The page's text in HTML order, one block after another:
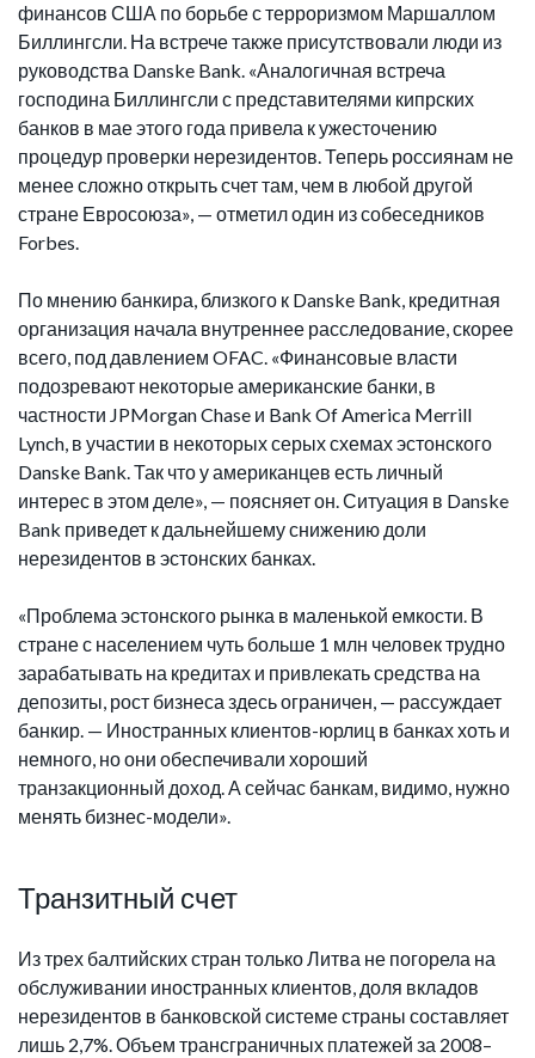
финансов США по борьбе с терроризмом Маршаллом
Биллингсли. На встрече также присутствовали люди из
руководства Danske Bank. «Аналогичная встреча
господина Биллингсли с представителями кипрских
банков в мае этого года привела к ужесточению
процедур проверки нерезидентов. Теперь россиянам не
менее сложно открыть счет там, чем в любой другой
стране Евросоюза», — отметил один из собеседников
Forbes.
По мнению банкира, близкого к Danske Bank, кредитная
организация начала внутреннее расследование, скорее
всего, под давлением OFAC. «Финансовые власти
подозревают некоторые американские банки, в
частности JPMorgan Chase и Bank Of America Merrill
Lynch, в участии в некоторых серых схемах эстонского
Danske Bank. Так что у американцев есть личный
интерес в этом деле», — поясняет он. Ситуация в Danske
Bank приведет к дальнейшему снижению доли
нерезидентов в эстонских банках.
«Проблема эстонского рынка в маленькой емкости. В
стране с населением чуть больше 1 млн человек трудно
зарабатывать на кредитах и привлекать средства на
депозиты, рост бизнеса здесь ограничен, — рассуждает
банкир. — Иностранных клиентов-юрлиц в банках хоть и
немного, но они обеспечивали хороший
транзакционный доход. А сейчас банкам, видимо, нужно
менять бизнес-модели».
Транзитный счет
Из трех балтийских стран только Литва не погорела на
обслуживании иностранных клиентов, доля вкладов
нерезидентов в банковской системе страны составляет
лишь 2,7%. Объем трансграничных платежей за 2008–